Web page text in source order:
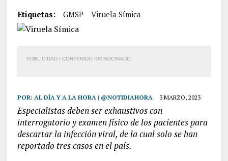
Etiquetas: GMSP Viruela Símica
PUBLICIDAD / CONTENIDO PATROCINADO
POR: AL DÍA Y A LA HORA | @NOTIDIAHORA 3 MARZO, 2023
Especialistas deben ser exhaustivos con
interrogatorio y examen físico de los pacientes para
descartar la infección viral, de la cual solo se han
reportado tres casos en el país.